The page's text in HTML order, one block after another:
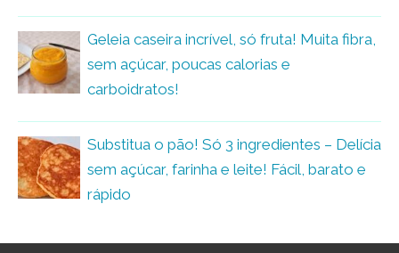
Geleia caseira incrível, só fruta! Muita fibra,
sem açúcar, poucas calorias e
carboidratos!
Substitua o pão! Só 3 ingredientes – Delícia
sem açúcar, farinha e leite! Fácil, barato e
rápido